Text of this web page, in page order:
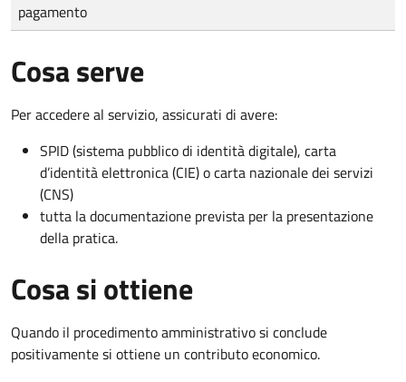
pagamento
Cosa serve
Per accedere al servizio, assicurati di avere:
SPID (sistema pubblico di identità digitale), carta
d’identità elettronica (CIE) o carta nazionale dei servizi
(CNS)
tutta la documentazione prevista per la presentazione
della pratica.
Cosa si ottiene
Quando il procedimento amministrativo si conclude
positivamente si ottiene un contributo economico.